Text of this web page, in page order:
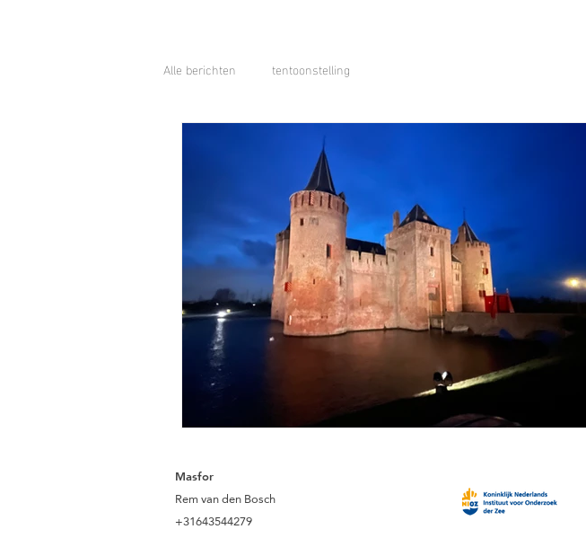
Alle berichten tentoonstelling
Masfor
Rem van den Bosch
+31643544279